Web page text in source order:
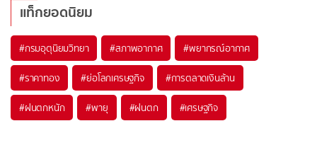
แท็กยอดนิยม
#กรมอุตุนิยมวิทยา #สภาพอากาศ #พยากรณ์อากาศ
#ราคาทอง #ย่อโลกเศรษฐกิจ #การตลาดเงินล้าน
#ฝนตกหนัก #พายุ #ฝนตก #เศรษฐกิจ